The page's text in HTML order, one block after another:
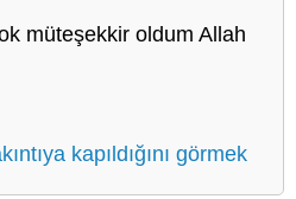
müteşekkir oldum Allah
kapıldığını görmek